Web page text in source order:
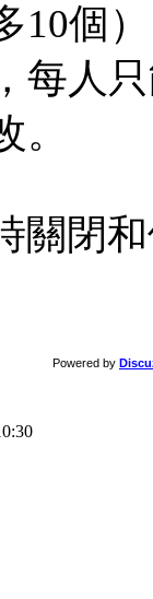
10個
每人
閉
Powered by